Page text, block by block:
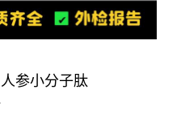
参小分子肽